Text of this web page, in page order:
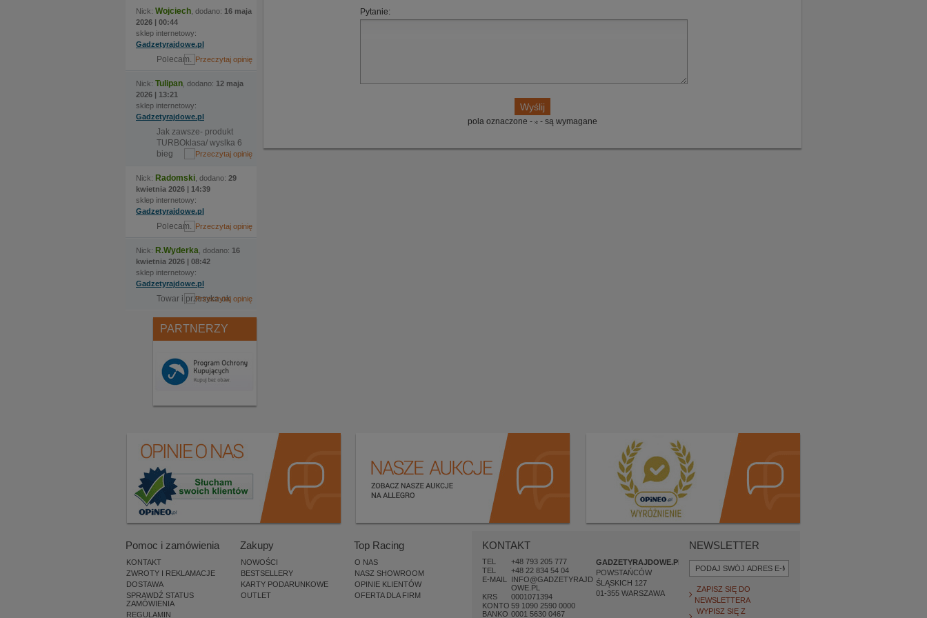
Nick: Wojciech , dodano: 16 maja
2026 | 00:44
sklep internetowy:
Gadzetyrajdowe.pl
Polecam.
Nick: Tulipan , dodano: 12 maja
2026 | 13:21
sklep internetowy:
Gadzetyrajdowe.pl
Jak zawsze- produkt
TURBOklasa/ wyslka 6
bieg
Nick: Radomski , dodano: 29
kwietnia 2026 | 14:39
sklep internetowy:
Gadzetyrajdowe.pl
Polecam.
Nick: R.Wyderka , dodano: 16
kwietnia 2026 | 08:42
sklep internetowy:
Gadzetyrajdowe.pl
Towar i przesyka ok
PARTNERZY
Pytanie:
pola oznaczone - - są wymagane
Pomoc i zamówienia
KONTAKT
ZWROTY I REKLAMACJE
DOSTAWA
SPRAWDŹ STATUS
ZAMÓWIENIA
REGULAMIN
Zakupy
NOWOŚCI
BESTSELLERY
KARTY PODARUNKOWE
OUTLET
Top Racing
O NAS
NASZ SHOWROOM
OPINIE KLIENTÓW
OFERTA DLA FIRM
KONTAKT
TEL
+48 793 205 777
TEL
+48 22 834 54 04
E-MAIL
INFO@GADZETYRAJD
OWE.PL
KRS
0001071394
KONTO
BANKO
59 1090 2590 0000
0001 5630 0467
GADZETYRAJDOWE.PL
POWSTAŃCÓW
ŚLĄSKICH 127
01-355 WARSZAWA
NEWSLETTER
ZAPISZ SIĘ DO
NEWSLETTERA
WYPISZ SIĘ Z